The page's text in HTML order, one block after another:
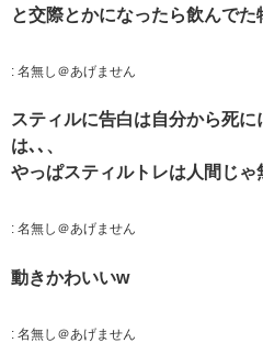
と交際とかになったら飲んでた
: 名無し＠あげません
スティルに告白は自分から死
は､､、
やっぱスティルトレは人間じゃ
: 名無し＠あげません
動きかわいいw
: 名無し＠あげません